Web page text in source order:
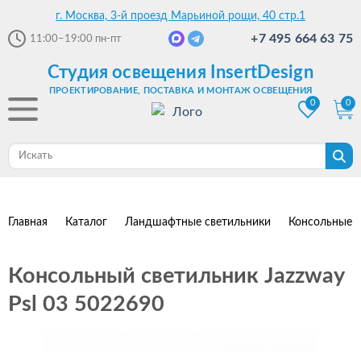
г. Москва, 3-й проезд Марьиной рощи, 40 стр.1
11:00–19:00 пн-пт +7 495 664 63 75
Студия освещения InsertDesign
ПРОЕКТИРОВАНИЕ, ПОСТАВКА И МОНТАЖ ОСВЕЩЕНИЯ
0
0
Главная Каталог Ландшафтные светильники Консольные
Консольный светильник Jazzway
Psl 03 5022690